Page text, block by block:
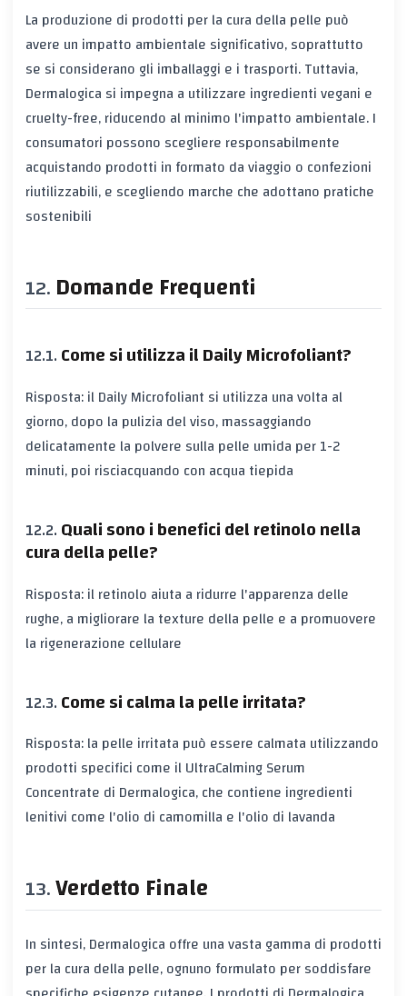
La produzione di prodotti per la cura della pelle può
avere un impatto ambientale significativo, soprattutto
se si considerano gli imballaggi e i trasporti. Tuttavia,
Dermalogica si impegna a utilizzare ingredienti vegani e
cruelty-free, riducendo al minimo l'impatto ambientale. I
consumatori possono scegliere responsabilmente
acquistando prodotti in formato da viaggio o confezioni
riutilizzabili, e scegliendo marche che adottano pratiche
sostenibili
Domande Frequenti
Come si utilizza il Daily Microfoliant?
Risposta: il Daily Microfoliant si utilizza una volta al
giorno, dopo la pulizia del viso, massaggiando
delicatamente la polvere sulla pelle umida per 1-2
minuti, poi risciacquando con acqua tiepida
Quali sono i benefici del retinolo nella
cura della pelle?
Risposta: il retinolo aiuta a ridurre l'apparenza delle
rughe, a migliorare la texture della pelle e a promuovere
la rigenerazione cellulare
Come si calma la pelle irritata?
Risposta: la pelle irritata può essere calmata utilizzando
prodotti specifici come il UltraCalming Serum
Concentrate di Dermalogica, che contiene ingredienti
lenitivi come l'olio di camomilla e l'olio di lavanda
Verdetto Finale
In sintesi, Dermalogica offre una vasta gamma di prodotti
per la cura della pelle, ognuno formulato per soddisfare